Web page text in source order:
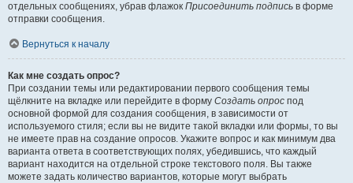
отдельных сообщениях, убрав флажок Присоединить подпись в форме
отправки сообщения.
Вернуться к началу
Как мне создать опрос?
При создании темы или редактировании первого сообщения темы
щёлкните на вкладке или перейдите в форму Создать опрос под
основной формой для создания сообщения, в зависимости от
используемого стиля; если вы не видите такой вкладки или формы, то вы
не имеете прав на создание опросов. Укажите вопрос и как минимум два
варианта ответа в соответствующих полях, убедившись, что каждый
вариант находится на отдельной строке текстового поля. Вы также
можете задать количество вариантов, которые могут выбрать